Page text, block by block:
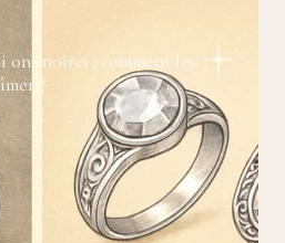
ont noirci : comment les
?